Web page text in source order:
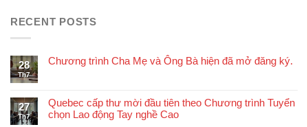
RECENT POSTS
28
Th7
Chương trình Cha Mẹ và Ông Bà hiện đã mở đăng ký.
27
Th7
Quebec cấp thư mời đầu tiên theo Chương trình Tuyển
chọn Lao động Tay nghề Cao